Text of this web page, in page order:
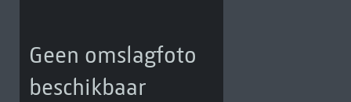
Geen omslagfoto
beschikbaar